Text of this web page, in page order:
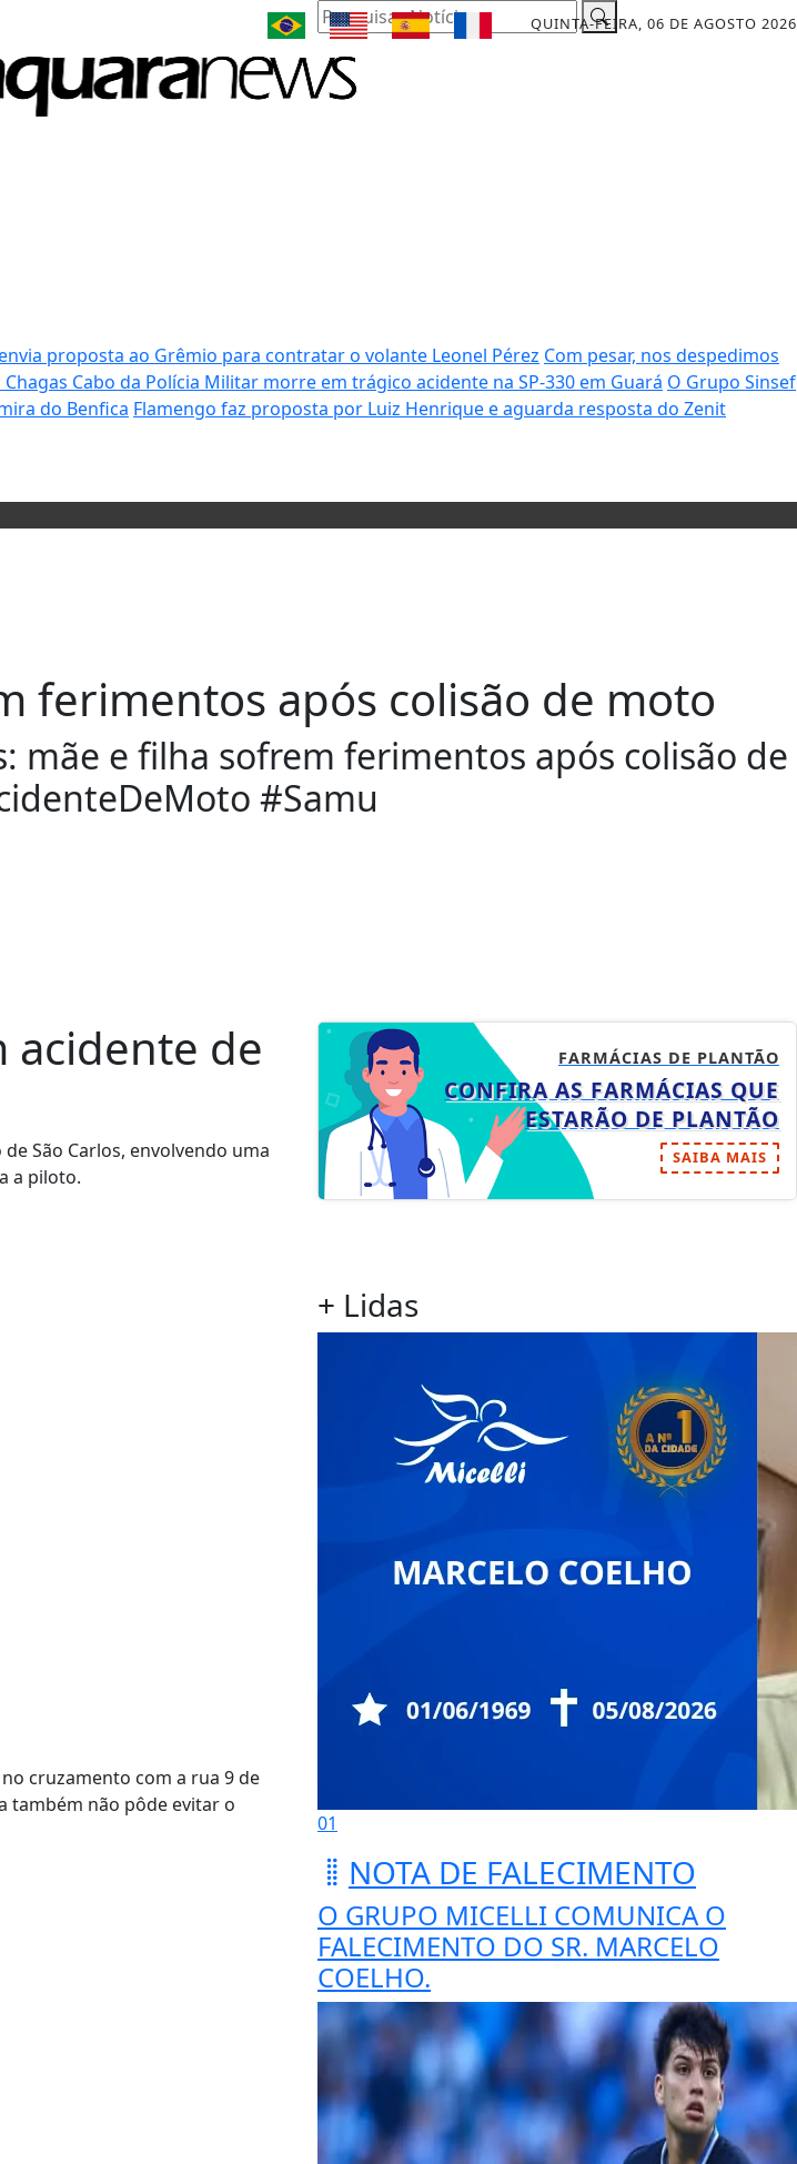
QUINTA-FEIRA, 06 DE AGOSTO 2026
Pesquisar Notícia
proposta ao Grêmio para contratar o volante Leonel Pérez Com pesar, nos despedimos
Cabo da Polícia Militar morre em trágico acidente na SP-330 em Guará O Grupo Sinsef
do Benfica Flamengo faz proposta por Luiz Henrique e aguarda resposta do Zenit
ferimentos após colisão de moto
e filha sofrem ferimentos após colisão de
#Samu
acidente de
São Carlos, envolvendo uma
a piloto.
cruzamento com a rua 9 de
também não pôde evitar o
FARMÁCIAS DE PLANTÃO
CONFIRA AS FARMÁCIAS QUE
ESTARÃO DE PLANTÃO
SAIBA MAIS
+ Lidas
01
NOTA DE FALECIMENTO
O GRUPO MICELLI COMUNICA O
FALECIMENTO DO SR. MARCELO
COELHO.